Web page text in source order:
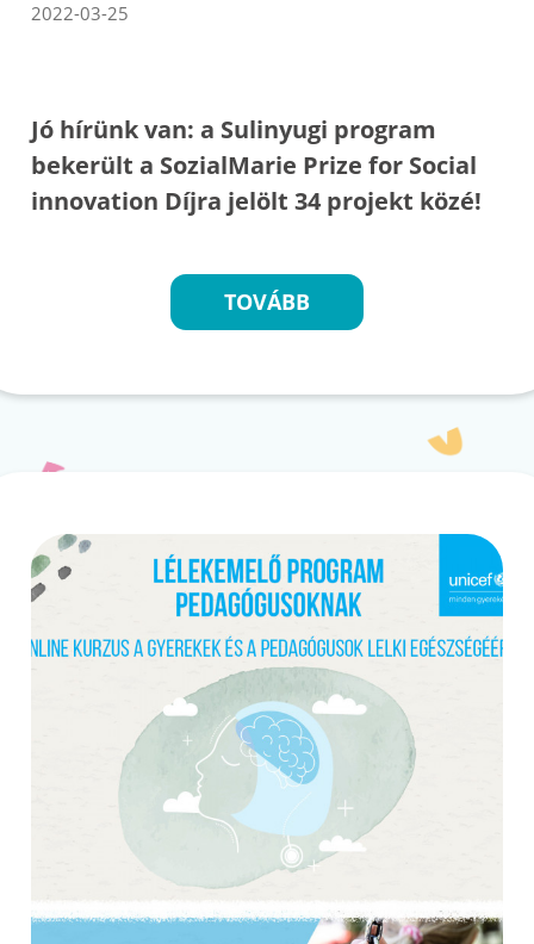
2022-03-25
Jó hírünk van: a Sulinyugi program
bekerült a SozialMarie Prize for Social
innovation Díjra jelölt 34 projekt közé!
TOVÁBB